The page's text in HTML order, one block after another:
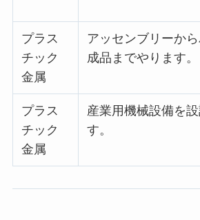
プラス
チック
金属
アッセンブリーか
成品までやります。
プラス
チック
金属
産業用機械設備を
す。